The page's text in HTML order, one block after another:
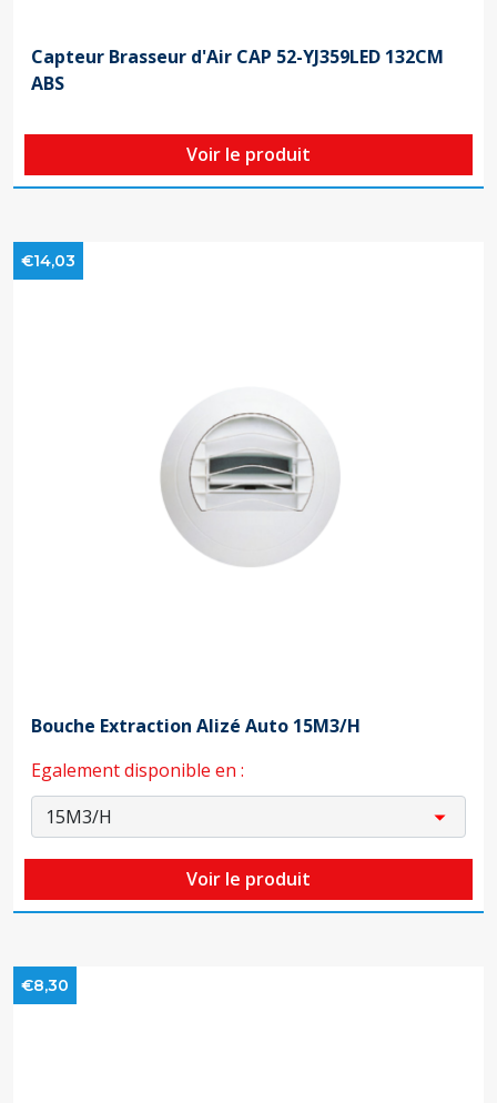
Capteur Brasseur d'Air CAP 52-YJ359LED 132CM
ABS
Voir le produit
€14,03
Bouche Extraction Alizé Auto 15M3/H
Egalement disponible en :
Voir le produit
€8,30